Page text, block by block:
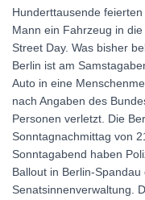
Hunderttausende
Mann ein Fahrzeug in
Street Day. Was bisher
Berlin ist am
Auto in eine
nach Angaben des
Personen verletzt. Die
Sonntagnachmittag von
Sonntagabend haben
Ballout in Berlin-
Senatsinnenverwaltung.